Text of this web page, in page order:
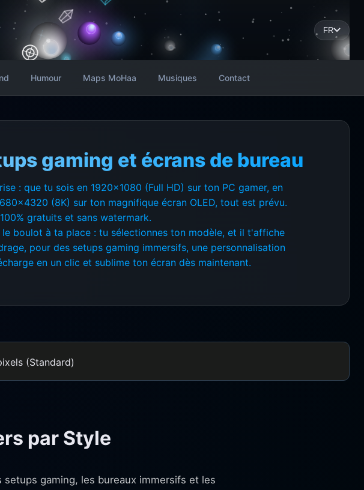
FR
Humour Maps MoHaa Musiques Contact
gaming et écrans de bureau
: que tu sois en 1920x1080 (Full HD) sur ton PC gamer, en
(8K) sur ton magnifique écran OLED, tout est prévu.
gratuits et sans watermark.
boulot à ta place : tu sélectionnes ton modèle, et il t'affiche
pour des setups gaming immersifs, une personnalisation
en un clic et sublime ton écran dès maintenant.
(Standard)
par Style
gaming, les bureaux immersifs et les